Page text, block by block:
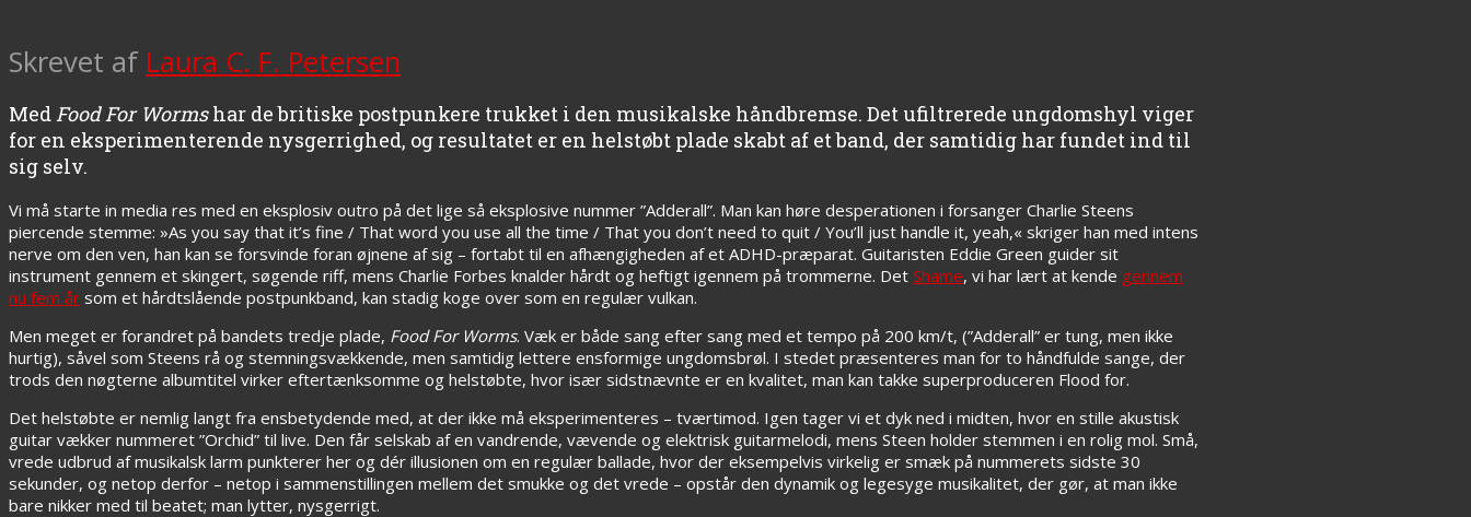
Skrevet af Laura C. F. Petersen
MedFood For Wormshar de britiske postpunkere trukket i den musikalske håndbremse. Det ufiltrerede ungdomshyl viger
for en eksperimenterende nysgerrighed, og resultatet er en helstøbt plade skabt af et band, der samtidig har fundet ind til
sig selv.
Vi må starte in media res med en eksplosiv outro på det lige så eksplosive nummer ”Adderall”. Man kan høre desperationen i forsanger Charlie Steens
piercende stemme: »As you say that it’s fine / That word you use all the time / That you don’t need to quit / You’ll just handle it, yeah,« skriger han med intens
nerve om den ven, han kan se forsvinde foran øjnene af sig – fortabt til en afhængigheden af et ADHD-præparat. Guitaristen Eddie Green guider sit
instrument gennem et skingert, søgende riff, mens Charlie Forbes knalder hårdt og heftigt igennem på trommerne. Det Shame, vi har lært at kende gennem
nu fem år som et hårdtslående postpunkband, kan stadig koge over som en regulær vulkan.
Men meget er forandret på bandets tredje plade, Food For Worms. Væk er både sang efter sang med et tempo på 200 km/t, (”Adderall” er tung, men ikke
hurtig), såvel som Steens rå og stemningsvækkende, men samtidig lettere ensformige ungdomsbrøl. I stedet præsenteres man for to håndfulde sange, der
trods den nøgterne albumtitel virker eftertænksomme og helstøbte, hvor især sidstnævnte er en kvalitet, man kan takke superproduceren Flood for.
Det helstøbte er nemlig langt fra ensbetydende med, at der ikke må eksperimenteres – tværtimod. Igen tager vi et dyk ned i midten, hvor en stille akustisk
guitar vækker nummeret ”Orchid” til live. Den får selskab af en vandrende, vævende og elektrisk guitarmelodi, mens Steen holder stemmen i en rolig mol. Små,
vrede udbrud af musikalsk larm punkterer her og dér illusionen om en regulær ballade, hvor der eksempelvis virkelig er smæk på nummerets sidste 30
sekunder, og netop derfor – netop i sammenstillingen mellem det smukke og det vrede – opstår den dynamik og legesyge musikalitet, der gør, at man ikke
bare nikker med til beatet; man lytter, nysgerrigt.